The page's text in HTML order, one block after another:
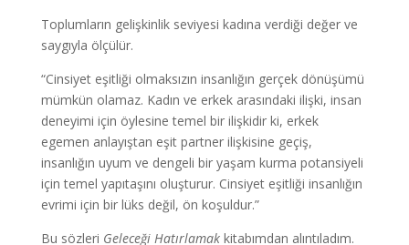
Toplumların gelişkinlik seviyesi kadına verdiği değer ve
saygıyla ölçülür.
“Cinsiyet eşitliği olmaksızın insanlığın gerçek dönüşümü
mümkün olamaz. Kadın ve erkek arasındaki ilişki, insan
deneyimi için öylesine temel bir ilişkidir ki, erkek
egemen anlayıştan eşit partner ilişkisine geçiş,
insanlığın uyum ve dengeli bir yaşam kurma potansiyeli
için temel yapıtaşını oluşturur. Cinsiyet eşitliği insanlığın
evrimi için bir lüks değil, ön koşuldur.”
Bu sözleri Geleceği Hatırlamak kitabımdan alıntıladım.